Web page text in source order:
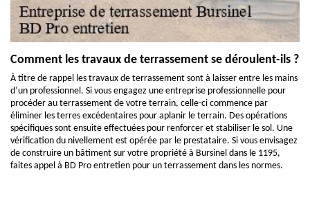
Comment les travaux de terrassement se déroulent-ils ?
À titre de rappel les travaux de terrassement sont à laisser entre les mains
d’un professionnel. Si vous engagez une entreprise professionnelle pour
procéder au terrassement de votre terrain, celle-ci commence par
éliminer les terres excédentaires pour aplanir le terrain. Des opérations
spécifiques sont ensuite effectuées pour renforcer et stabiliser le sol. Une
vérification du nivellement est opérée par le prestataire. Si vous envisagez
de construire un bâtiment sur votre propriété à Bursinel dans le 1195,
faites appel à BD Pro entretien pour un terrassement dans les normes.